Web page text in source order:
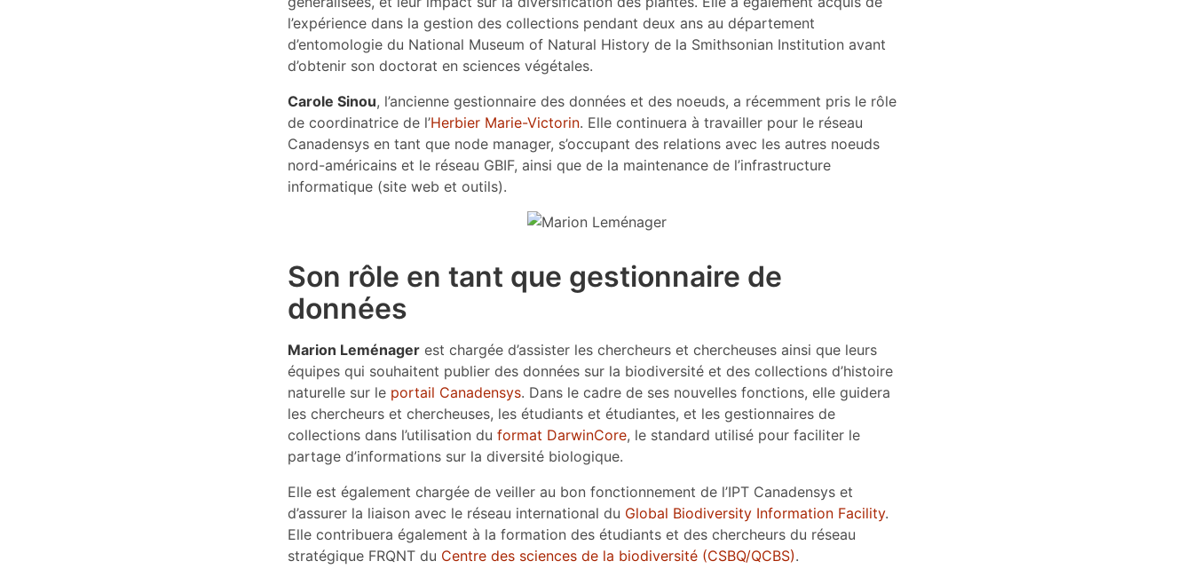
l’expérience dans la gestion des collections pendant deux ans au département
d’entomologie du National Museum of Natural History de la Smithsonian Institution avant
d’obtenir son doctorat en sciences végétales.
Carole Sinou, l’ancienne gestionnaire des données et des noeuds, a récemment pris le rôle
de coordinatrice de l’Herbier Marie-Victorin. Elle continuera à travailler pour le réseau
Canadensys en tant que node manager, s’occupant des relations avec les autres noeuds
nord-américains et le réseau GBIF, ainsi que de la maintenance de l’infrastructure
informatique (site web et outils).
Son rôle en tant que gestionnaire de
données
Marion Leménager est chargée d’assister les chercheurs et chercheuses ainsi que leurs
équipes qui souhaitent publier des données sur la biodiversité et des collections d’histoire
naturelle sur le portail Canadensys. Dans le cadre de ses nouvelles fonctions, elle guidera
les chercheurs et chercheuses, les étudiants et étudiantes, et les gestionnaires de
collections dans l’utilisation du format DarwinCore, le standard utilisé pour faciliter le
partage d’informations sur la diversité biologique.
Elle est également chargée de veiller au bon fonctionnement de l’IPT Canadensys et
d’assurer la liaison avec le réseau international du Global Biodiversity Information Facility.
Elle contribuera également à la formation des étudiants et des chercheurs du réseau
stratégique FRQNT du Centre des sciences de la biodiversité (CSBQ/QCBS).